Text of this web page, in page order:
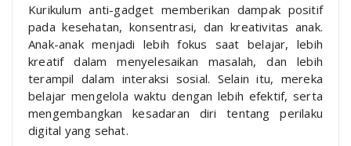
Kurikulum anti-gadget memberikan dampak positif
pada kesehatan, konsentrasi, dan kreativitas anak.
Anak-anak menjadi lebih fokus saat belajar, lebih
kreatif dalam menyelesaikan masalah, dan lebih
terampil dalam interaksi sosial. Selain itu, mereka
belajar mengelola waktu dengan lebih efektif, serta
mengembangkan kesadaran diri tentang perilaku
digital yang sehat.